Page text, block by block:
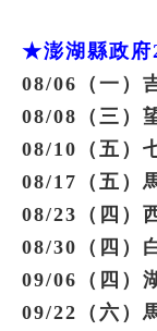
★澎湖縣政府
08/06（一）
08/08（三）
08/10（五）
08/17（五）
08/23（四）
08/30（四）
09/06（四）
09/22（六）